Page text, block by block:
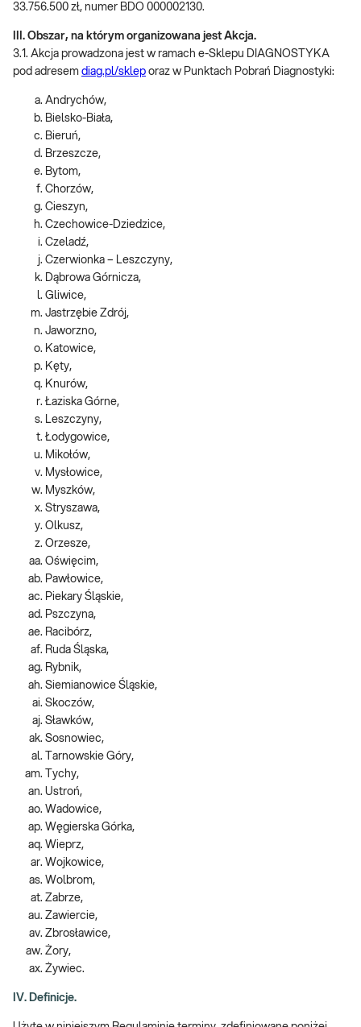
33.756.500 zł, numer BDO 000002130.
III. Obszar, na którym organizowana jest Akcja.
3.1. Akcja prowadzona jest w ramach e-Sklepu DIAGNOSTYKA
pod adresem diag.pl/sklep oraz w Punktach Pobrań Diagnostyki:
Andrychów,
Bielsko-Biała,
Bieruń,
Brzeszcze,
Bytom,
Chorzów,
Cieszyn,
Czechowice-Dziedzice,
Czeladź,
Czerwionka – Leszczyny,
Dąbrowa Górnicza,
Gliwice,
Jastrzębie Zdrój,
Jaworzno,
Katowice,
Kęty,
Knurów,
Łaziska Górne,
Leszczyny,
Łodygowice,
Mikołów,
Mysłowice,
Myszków,
Stryszawa,
Olkusz,
Orzesze,
Oświęcim,
Pawłowice,
Piekary Śląskie,
Pszczyna,
Racibórz,
Ruda Śląska,
Rybnik,
Siemianowice Śląskie,
Skoczów,
Sławków,
Sosnowiec,
Tarnowskie Góry,
Tychy,
Ustroń,
Wadowice,
Węgierska Górka,
Wieprz,
Wojkowice,
Wolbrom,
Zabrze,
Zawiercie,
Zbrosławice,
Żory,
Żywiec.
IV. Definicje.